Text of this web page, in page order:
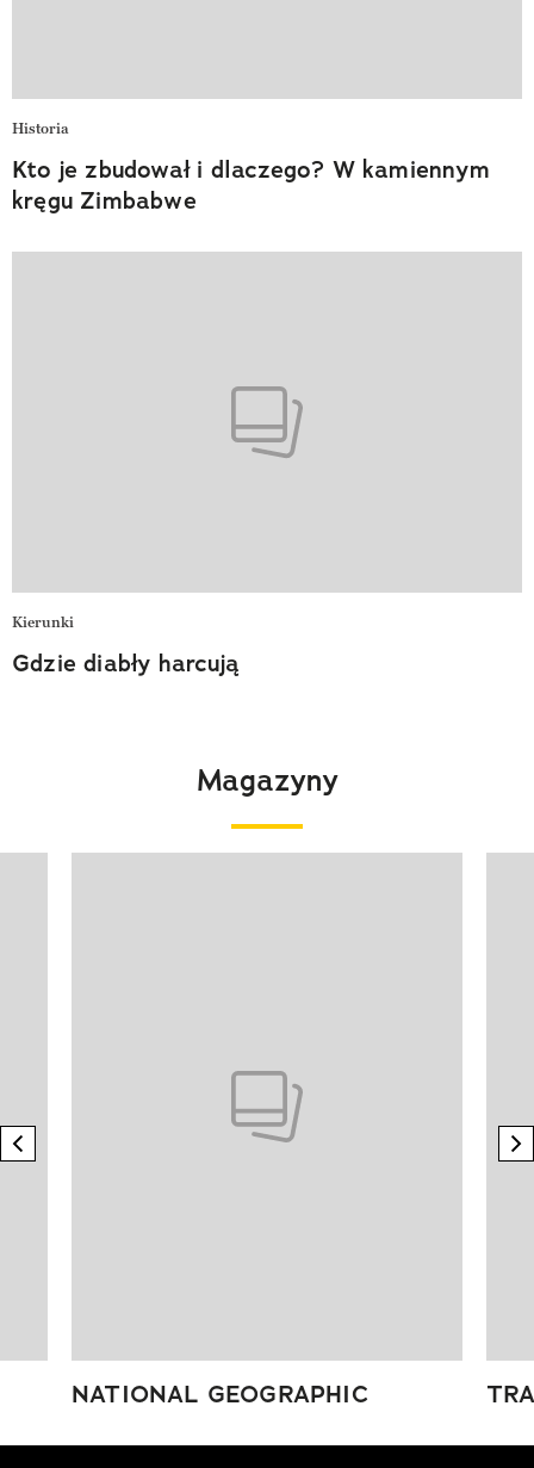
Historia
Kto je zbudował i dlaczego? W kamiennym
kręgu Zimbabwe
Kierunki
Gdzie diabły harcują
Magazyny
previous element
NATIONAL GEOGRAPHIC